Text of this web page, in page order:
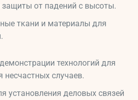
от падений с высоты.
ткани и материалы для
технологий для
несчастных случаев.
установления деловых связей